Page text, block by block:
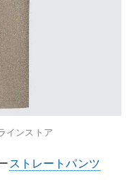
インストア
ストレートパンツ